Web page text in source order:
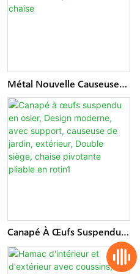
Métal Nouvelle Causeuse
De Jardin Chaise Patio Oeuf
Chaise Tissu Imperméable
Extérieur Unique Berceau
Chaise
Canapé À Œufs Suspendu
En Osier, Design Moderne,
Avec Support, Causeuse De
Jardin, Extérieur, Double